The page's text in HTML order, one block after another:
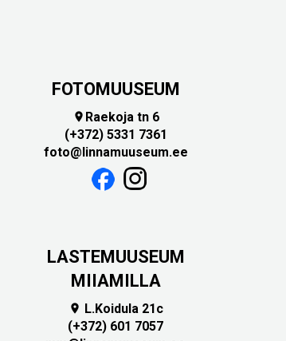
FOTOMUUSEUM
 Raekoja tn 6
(+372) 5331 7361
foto@linnamuuseum.ee
LASTEMUUSEUM
MIIAMILLA
 L.Koidula 21c
(+372) 601 7057